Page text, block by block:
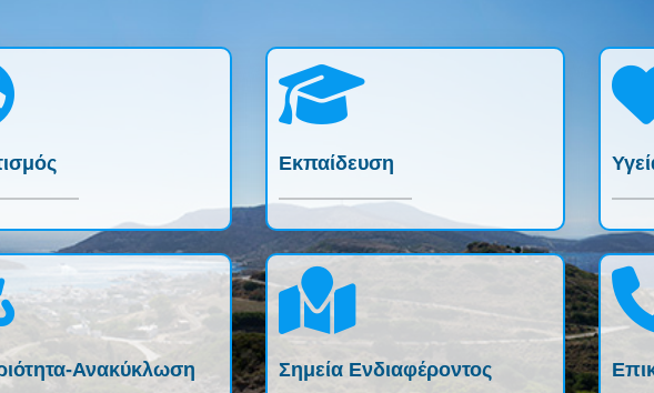
Εκπαίδευση
Ανακύκλωση Σημεία Ενδιαφέροντος